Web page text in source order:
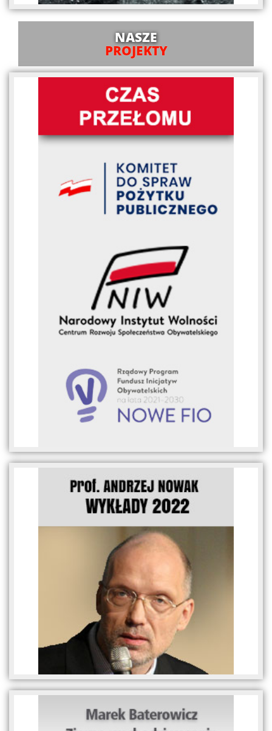
NASZE
PROJEKTY